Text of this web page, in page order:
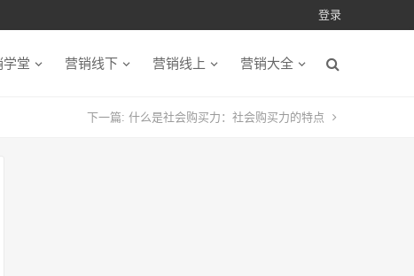
登录
学堂 营销线下 营销线上 营销大全
下一篇: 什么是社会购买力：社会购买力的特点